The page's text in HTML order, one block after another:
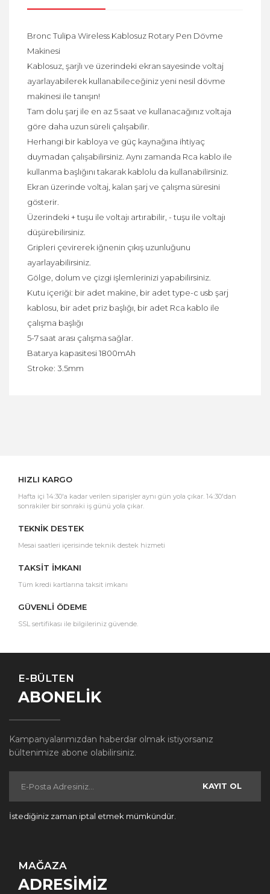
Bronc Tulipa Wireless Kablosuz Rotary Pen Dövme
Makinesi
Kablosuz, şarjlı ve üzerindeki ekran sayesinde voltaj
ayarlayabilerek kullanabileceğiniz yeni nesil dövme
makinesi ile tanışın!
Tam dolu şarj ile en az 5 saat ve kullanacağınız voltaja
göre daha uzun süreli çalışabilir.
Herhangi bir kabloya ve güç kaynağına ihtiyaç
duymadan çalışabilirsiniz. Aynı zamanda Rca kablo ile
kullanma başlığını takarak kablolu da kullanabilirsiniz.
Ekran üzerinde voltaj, kalan şarj ve çalışma süresini
gösterir.
Üzerindeki + tuşu ile voltajı artırabilir, - tuşu ile voltajı
düşürebilirsiniz.
Gripleri çevirerek iğnenin çıkış uzunluğunu
ayarlayabilirsiniz.
Gölge, dolum ve çizgi işlemlerinizi yapabilirsiniz.
Kutu içeriği: bir adet makine, bir adet type-c usb şarj
kablosu, bir adet priz başlığı, bir adet Rca kablo ile
çalışma başlığı
5-7 saat arası çalışma sağlar.
Batarya kapasitesi 1800mAh
Stroke: 3.5mm
HIZLI KARGO
Hafta içi 14:30'a kadar verilen siparişler aynı gün yola çıkar. 14:30'dan
sonrakiler bir sonraki iş günü yola çıkar.
TEKNİK DESTEK
Mesai saatleri içerisinde teknik destek hizmeti
TAKSİT İMKANI
Tüm kredi kartlarına taksit imkanı
GÜVENLİ ÖDEME
SSL sertifikası ile bilgileriniz güvende.
E-BÜLTEN
ABONELİK
Kampanyalarımızdan haberdar olmak istiyorsanız
bültenimize abone olabilirsiniz.
KAYIT OL
İstediğiniz zaman iptal etmek mümkündür.
MAĞAZA
ADRESİMİZ